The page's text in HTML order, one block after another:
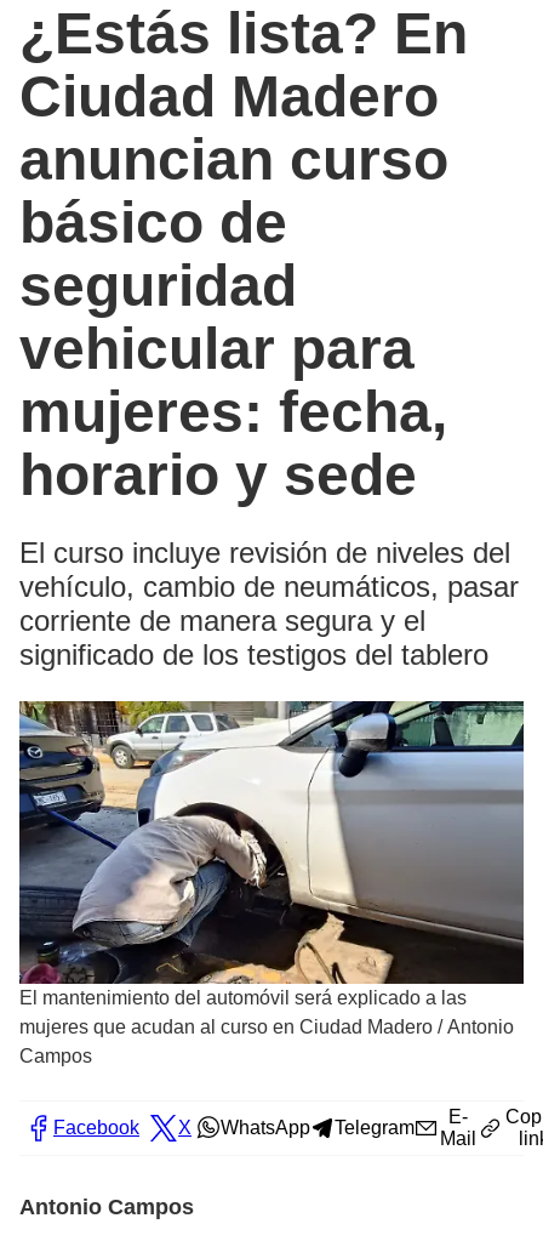
¿Estás lista? En
Ciudad Madero
anuncian curso
básico de
seguridad
vehicular para
mujeres: fecha,
horario y sede
El curso incluye revisión de niveles del
vehículo, cambio de neumáticos, pasar
corriente de manera segura y el
significado de los testigos del tablero
El mantenimiento del automóvil será explicado a las
mujeres que acudan al curso en Ciudad Madero /Antonio
Campos
Facebook X WhatsApp Telegram
E-
Mail
Antonio Campos